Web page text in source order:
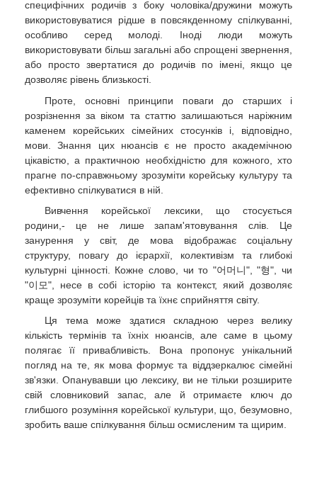
специфічних родичів з боку чоловіка/дружини можуть
використовуватися рідше в повсякденному спілкуванні,
особливо серед молоді. Іноді люди можуть
використовувати більш загальні або спрощені звернення,
або просто звертатися до родичів по імені, якщо це
дозволяє рівень близькості.
Проте, основні принципи поваги до старших і
розрізнення за віком та статтю залишаються наріжним
каменем корейських сімейних стосунків і, відповідно,
мови. Знання цих нюансів є не просто академічною
цікавістю, а практичною необхідністю для кожного, хто
прагне по-справжньому зрозуміти корейську культуру та
ефективно спілкуватися в ній.
Вивчення корейської лексики, що стосується
родини,- це не лише запам'ятовування слів. Це
занурення у світ, де мова відображає соціальну
структуру, повагу до ієрархії, колективізм та глибокі
культурні цінності. Кожне слово, чи то "어머니", "형", чи
"이모", несе в собі історію та контекст, який дозволяє
краще зрозуміти корейців та їхнє сприйняття світу.
Ця тема може здатися складною через велику
кількість термінів та їхніх нюансів, але саме в цьому
полягає її привабливість. Вона пропонує унікальний
погляд на те, як мова формує та віддзеркалює сімейні
зв'язки. Опанувавши цю лексику, ви не тільки розширите
свій словниковий запас, але й отримаєте ключ до
глибшого розуміння корейської культури, що, безумовно,
зробить ваше спілкування більш осмисленим та щирим.